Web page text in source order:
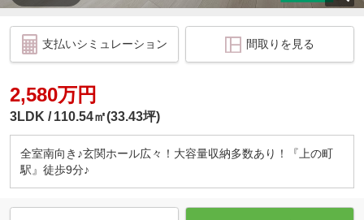
支払いシミュレーション 間取りを見る
2,580万円
3LDK 110.54㎡(33.43坪)
全室南向き♪玄関ホール広々！大容量収納多数あり！『上の町
駅』徒歩9分♪